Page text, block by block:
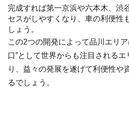
完成すれば第一京浜や六本木、渋
セスがしやすくなり、車の利便性
しょう。
この2つの開発によって品川エリ
口”として世界からも注目される
り、益々の発展を遂げて利便性や
るでしょう。